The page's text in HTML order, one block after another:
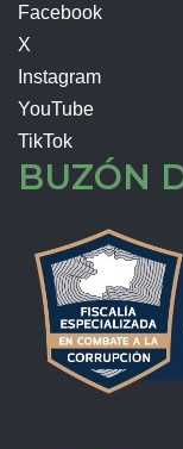
Facebook
X
Instagram
YouTube
TikTok
BUZÓN